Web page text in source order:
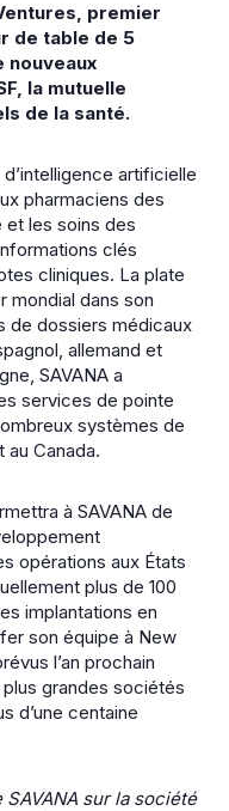
premier
de table de 5
nouveaux
la mutuelle
de la santé.
artificielle
pharmaciens des
et les soins des
clés
cliniques. La plate
mondial dans son
de dossiers médicaux
allemand et
SAVANA a
services de pointe
systèmes de
au Canada.
à SAVANA de
opérations aux États
plus de 100
implantations en
son équipe à New
l’an prochain
grandes sociétés
d’une centaine
sur la société